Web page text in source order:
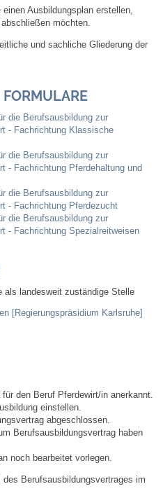
Ausbildungsplan erstellen,
möchten.
und sachliche Gliederung der
die Berufsausbildung zur
- Fachrichtung Klassische
die Berufsausbildung zur
- Fachrichtung Pferdehaltung und
die Berufsausbildung zur
- Fachrichtung Pferdezucht
die Berufsausbildung zur
- Fachrichtung Spezialreitweisen
als landesweit zuständige Stelle
[Regierungspräsidium Karlsruhe]
den Beruf Pferdewirt/in anerkannt.
einstellen.
abgeschlossen.
Berufsausbildungsvertrag haben
noch bearbeitet vorlegen.
Berufsausbildungsvertrages im